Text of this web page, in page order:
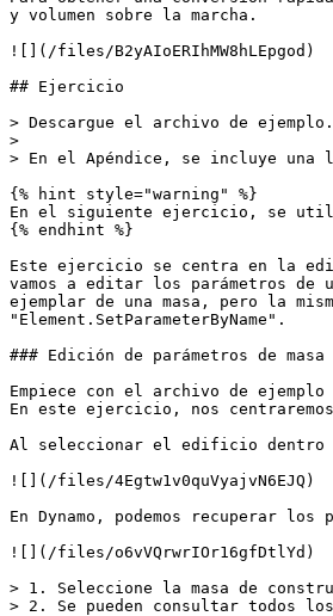
y volumen sobre la marcha.
![](/files/B2yAIoERIhMW8hLEpgod)
## Ejercicio
> Descargue el archivo de
>
> En el Apéndice, se incluye una
{% hint style="warning" %}
En el siguiente ejercicio, se
{% endhint %}
Este ejercicio se centra en la
vamos a editar los parámetros de
ejemplar de una masa, pero la
"Element.SetParameterByName".
### Edición de parámetros de
Empiece con el archivo de
En este ejercicio, nos
Al seleccionar el edificio dentro
![](/files/4Egtw1v0quVyajvN6EJQ)
En Dynamo, podemos recuperar
![](/files/o6vVQrwrIOr16gfDtlYd)
> 1. Seleccione la masa de
> 2. Se pueden consultar todos